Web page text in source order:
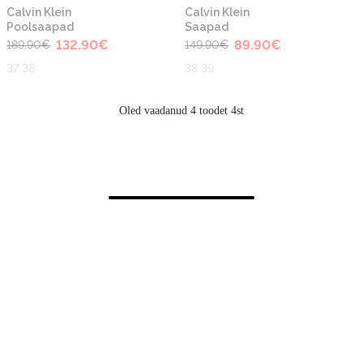
-30%
Calvin Klein
Poolsaapad
189.90€ 132.90€
37 38
-40%
Calvin Klein
Saapad
149.90€ 89.90€
38 39
Oled vaadanud 4 toodet 4st